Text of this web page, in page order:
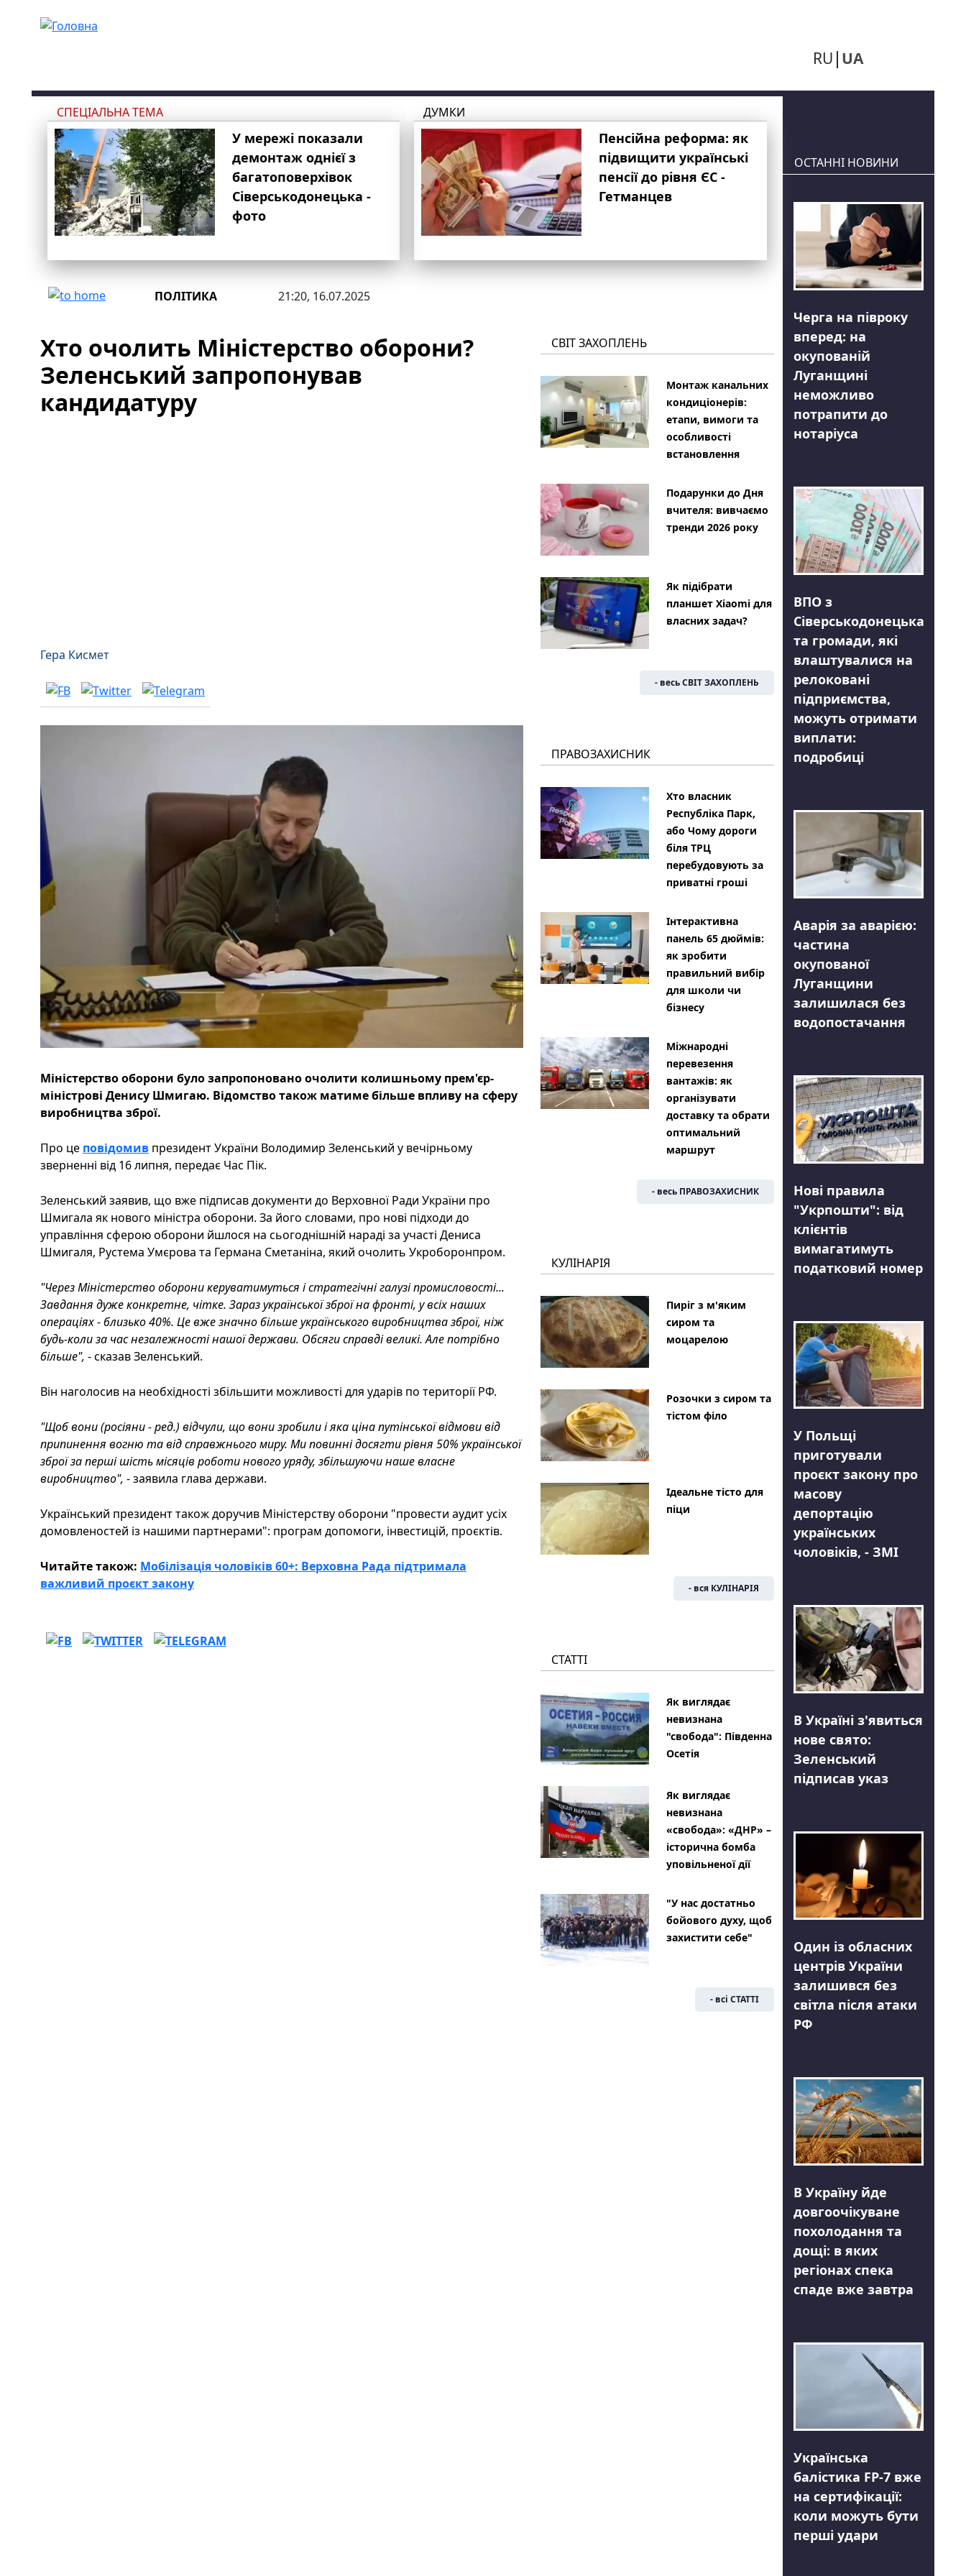
RU UA
СПЕЦІАЛЬНА ТЕМА
У мережі показали
демонтаж однієї з
багатоповерхівок
Сіверськодонецька -
фото
ДУМКИ
Пенсійна реформа: як
підвищити українські
пенсії до рівня ЄС -
Гетманцев
ПОЛІТИКА 21:20, 16.07.2025
Хто очолить Міністерство оборони?
Зеленський запропонував
кандидатуру
Гера Кисмет
Міністерство оборони було запропоновано очолити колишньому прем'єр-
міністрові Денису Шмигаю. Відомство також матиме більше впливу на сферу
виробництва зброї.
Про це повідомив президент України Володимир Зеленський у вечірньому
зверненні від 16 липня, передає Час Пік.
Зеленський заявив, що вже підписав документи до Верховної Ради України про
Шмигала як нового міністра оборони. За його словами, про нові підходи до
управління сферою оборони йшлося на сьогоднішній нараді за участі Дениса
Шмигаля, Рустема Умєрова та Германа Сметаніна, який очолить Укроборонпром.
"Через Міністерство оборони керуватимуться і стратегічні галузі промисловості...
Завдання дуже конкретне, чітке. Зараз української зброї на фронті, у всіх наших
операціях - близько 40%. Це вже значно більше українського виробництва зброї, ніж
будь-коли за час незалежності нашої держави. Обсяги справді великі. Але потрібно
більше", - сказав Зеленський.
Він наголосив на необхідності збільшити можливості для ударів по території РФ.
"Щоб вони (росіяни - ред.) відчули, що вони зробили і яка ціна путінської відмови від
припинення вогню та від справжнього миру. Ми повинні досягти рівня 50% української
зброї за перші шість місяців роботи нового уряду, збільшуючи наше власне
виробництво", - заявила глава держави.
Український президент також доручив Міністерству оборони "провести аудит усіх
домовленостей із нашими партнерами": програм допомоги, інвестицій, проєктів.
Читайте також: Мобілізація чоловіків 60+: Верховна Рада підтримала
важливий проєкт закону
СВІТ ЗАХОПЛЕНЬ
Монтаж канальних
кондиціонерів:
етапи, вимоги та
особливості
встановлення
Подарунки до Дня
вчителя: вивчаємо
тренди 2026 року
Як підібрати
планшет Xiaomi для
власних задач?
- весь СВІТ ЗАХОПЛЕНЬ
ПРАВОЗАХИСНИК
Хто власник
Республіка Парк,
або Чому дороги
біля ТРЦ
перебудовують за
приватні гроші
Інтерактивна
панель 65 дюймів:
як зробити
правильний вибір
для школи чи
бізнесу
Міжнародні
перевезення
вантажів: як
організувати
доставку та обрати
оптимальний
маршрут
- весь ПРАВОЗАХИСНИК
КУЛІНАРІЯ
Пиріг з м'яким
сиром та
моцарелою
Розочки з сиром та
тістом філо
Ідеальне тісто для
піци
- вся КУЛІНАРІЯ
СТАТТІ
Як виглядає
невизнана
"свобода": Південна
Осетія
Як виглядає
невизнана
«свобода»: «ДНР» –
історична бомба
уповільненої дії
"У нас достатньо
бойового духу, щоб
захистити себе"
- всі СТАТТІ
ОСТАННІ НОВИНИ
Черга на півроку
вперед: на
окупованій
Луганщині
неможливо
потрапити до
нотаріуса
ВПО з
Сіверськодонецька
та громади, які
влаштувалися на
релоковані
підприємства,
можуть отримати
виплати:
подробиці
Аварія за аварією:
частина
окупованої
Луганщини
залишилася без
водопостачання
Нові правила
"Укрпошти": від
клієнтів
вимагатимуть
податковий номер
У Польщі
приготували
проєкт закону про
масову
депортацію
українських
чоловіків, - ЗМІ
В Україні з'явиться
нове свято:
Зеленський
підписав указ
Один із обласних
центрів України
залишився без
світла після атаки
РФ
В Україну йде
довгоочікуване
похолодання та
дощі: в яких
регіонах спека
спаде вже завтра
Українська
балістика FP-7 вже
на сертифікації:
коли можуть бути
перші удари